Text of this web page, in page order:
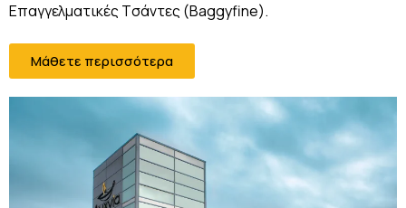
Επαγγελματικές Tσάντες (Baggyfine).
Μάθετε περισσότερα